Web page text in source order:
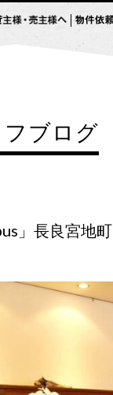
ブログ
」長良宮地町